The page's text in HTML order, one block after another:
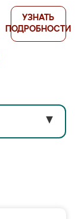
УЗНАТЬ
ПОДРОБНОСТИ
▼